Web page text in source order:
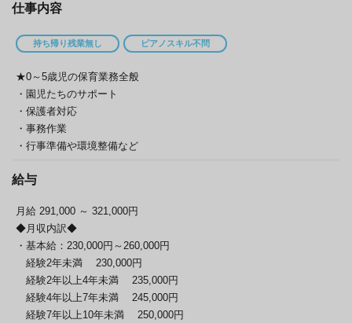
仕事内容
持ち帰り残業無し ピアノスキル不問
★0～5歳児の保育業務全般
・園児たちのサポート
・保護者対応
・事務作業
・行事準備や環境整備など
給与
月給 291,000 ～ 321,000円
◆月収内訳◆
・基本給：230,000円～260,000円
経験2年未満 230,000円
経験2年以上4年未満 235,000円
経験4年以上7年未満 245,000円
経験7年以上10年未満 250,000円